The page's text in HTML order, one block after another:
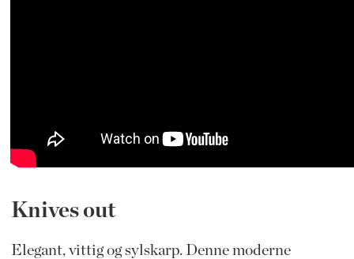
Knives out
Elegant, vittig og sylskarp. Denne moderne